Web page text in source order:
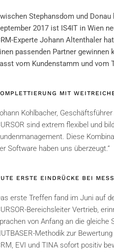
Stephansdom und Donau
2017 ist IS4IT in Wien
Experte Johann Altenthaler
passenden Partner gewinnen
vom Kundenstamm und vom
MIT
Kohlbacher,
sind extrem flexibel und
Diese
Software haben uns überzeugt.“
ERSTE EINDRÜCKE BEI
erste Treffen fand im Juni auf
Bereichsleiter Vertrieb,
von Anfang an die
Methodik zur
EVI und TINA sofort positiv